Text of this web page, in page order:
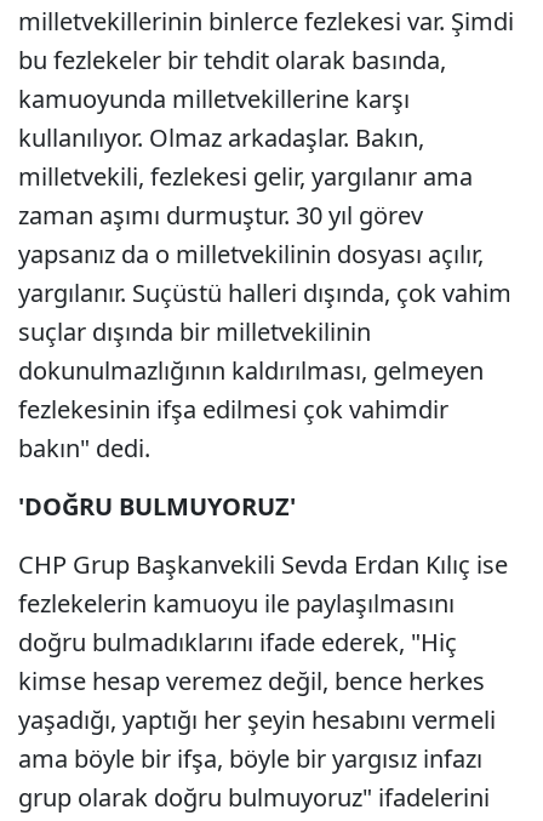
milletvekillerinin binlerce fezlekesi var. Şimdi
bu fezlekeler bir tehdit olarak basında,
kamuoyunda milletvekillerine karşı
kullanılıyor. Olmaz arkadaşlar. Bakın,
milletvekili, fezlekesi gelir, yargılanır ama
zaman aşımı durmuştur. 30 yıl görev
yapsanız da o milletvekilinin dosyası açılır,
yargılanır. Suçüstü halleri dışında, çok vahim
suçlar dışında bir milletvekilinin
dokunulmazlığının kaldırılması, gelmeyen
fezlekesinin ifşa edilmesi çok vahimdir
bakın" dedi.
'DOĞRU BULMUYORUZ'
CHP Grup Başkanvekili Sevda Erdan Kılıç ise
fezlekelerin kamuoyu ile paylaşılmasını
doğru bulmadıklarını ifade ederek, "Hiç
kimse hesap veremez değil, bence herkes
yaşadığı, yaptığı her şeyin hesabını vermeli
ama böyle bir ifşa, böyle bir yargısız infazı
grup olarak doğru bulmuyoruz" ifadelerini